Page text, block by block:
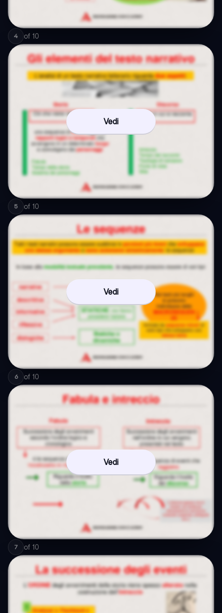
4 of 10
Vedi
5 of 10
Vedi
6 of 10
Vedi
7 of 10